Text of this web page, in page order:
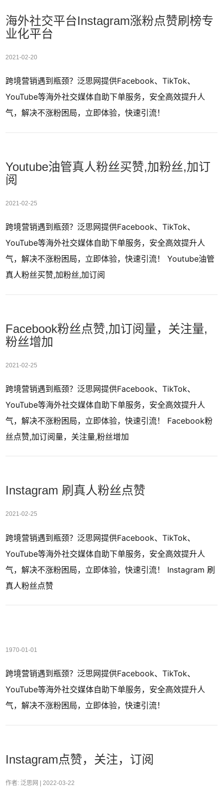
海外社交平台Instagram涨粉点赞刷榜专
业化平台
2021-02-20
跨境营销遇到瓶颈？泛思网提供Facebook、TikTok、
YouTube等海外社交媒体自助下单服务，安全高效提升人
气，解决不涨粉困局，立即体验，快速引流！
Youtube油管真人粉丝买赞,加粉丝,加订
阅
2021-02-25
跨境营销遇到瓶颈？泛思网提供Facebook、TikTok、
YouTube等海外社交媒体自助下单服务，安全高效提升人
气，解决不涨粉困局，立即体验，快速引流！ Youtube油管
真人粉丝买赞,加粉丝,加订阅
Facebook粉丝点赞,加订阅量，关注量,
粉丝增加
2021-02-25
跨境营销遇到瓶颈？泛思网提供Facebook、TikTok、
YouTube等海外社交媒体自助下单服务，安全高效提升人
气，解决不涨粉困局，立即体验，快速引流！ Facebook粉
丝点赞,加订阅量，关注量,粉丝增加
Instagram 刷真人粉丝点赞
2021-02-25
跨境营销遇到瓶颈？泛思网提供Facebook、TikTok、
YouTube等海外社交媒体自助下单服务，安全高效提升人
气，解决不涨粉困局，立即体验，快速引流！ Instagram 刷
真人粉丝点赞
1970-01-01
跨境营销遇到瓶颈？泛思网提供Facebook、TikTok、
YouTube等海外社交媒体自助下单服务，安全高效提升人
气，解决不涨粉困局，立即体验，快速引流！
Instagram点赞，关注，订阅
作者: 泛思网 | 2022-03-22